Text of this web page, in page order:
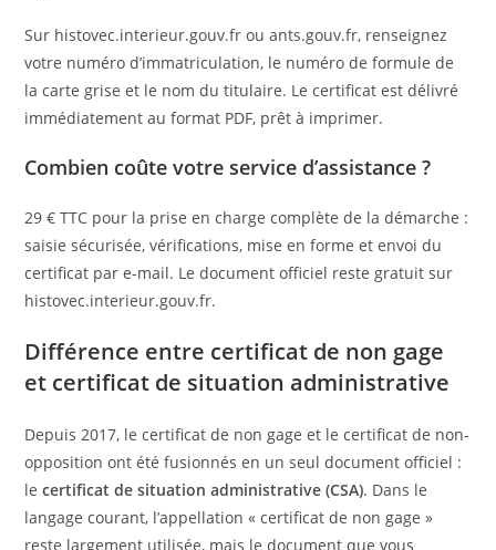
Sur histovec.interieur.gouv.fr ou ants.gouv.fr, renseignez
votre numéro d’immatriculation, le numéro de formule de
la carte grise et le nom du titulaire. Le certificat est délivré
immédiatement au format PDF, prêt à imprimer.
Combien coûte votre service d’assistance ?
29 € TTC pour la prise en charge complète de la démarche :
saisie sécurisée, vérifications, mise en forme et envoi du
certificat par e-mail. Le document officiel reste gratuit sur
histovec.interieur.gouv.fr.
Différence entre certificat de non gage
et certificat de situation administrative
Depuis 2017, le certificat de non gage et le certificat de non-
opposition ont été fusionnés en un seul document officiel :
lecertificat de situation administrative (CSA). Dans le
langage courant, l’appellation « certificat de non gage »
reste largement utilisée, mais le document que vous